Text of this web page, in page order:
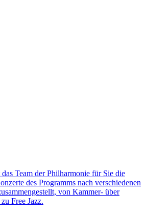
das Team der Philharmonie für Sie die
des Programms nach verschiedenen
von Kammer- über
Free Jazz.